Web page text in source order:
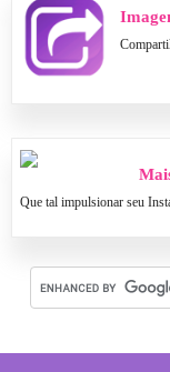
Que tal impulsionar seu